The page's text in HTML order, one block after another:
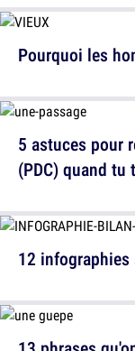
5 astuces pour
(PDC) quand tu
Pourquoi les
12 infographies